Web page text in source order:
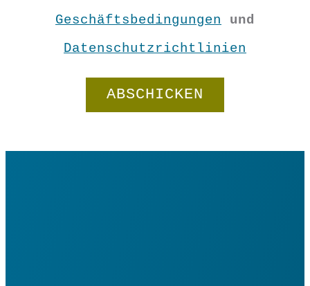
Geschäftsbedingungen und
Datenschutzrichtlinien